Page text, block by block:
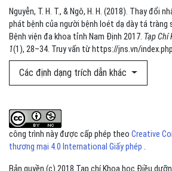
Nguyễn, T. H. T., & Ngô, H. H. (2018). Thay đổi
phát bệnh của người bệnh loét dạ dày tá tràng
Bệnh viện đa khoa tỉnh Nam Định 2017. Tạp
1(1), 28–34. Truy vấn từ https://jns.vn/
Các định dạng trích dẫn khác
công trình này được cấp phép theo Creative
thương mại 4.0 International Giấy phép .